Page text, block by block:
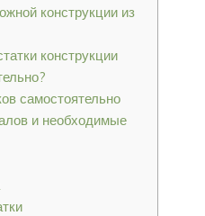
конструкции из
конструкции
самостоятельно
и необходимые